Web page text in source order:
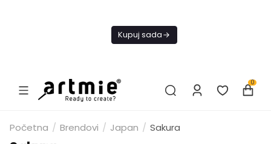
Kupuj sada
0
Početna / Brendovi / Japan / Sakura